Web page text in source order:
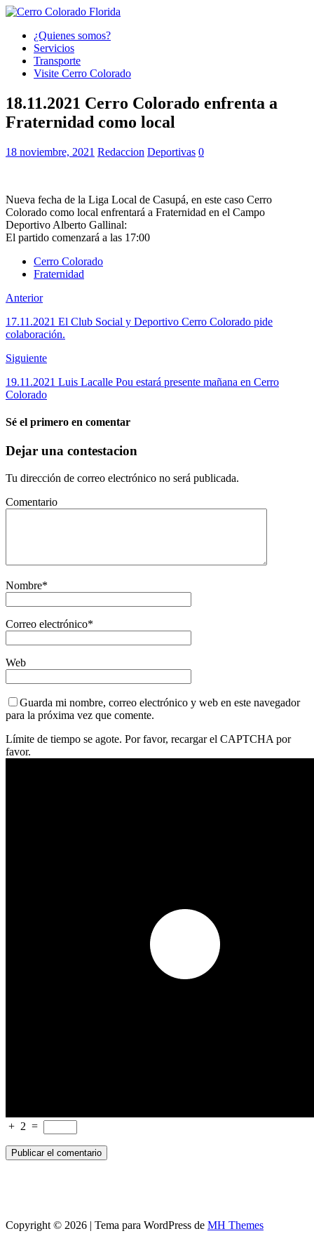
¿Quienes somos?
Servicios
Transporte
Visite Cerro Colorado
18.11.2021 Cerro Colorado enfrenta a
Fraternidad como local
18 noviembre, 2021 Redaccion Deportivas 0
Nueva fecha de la Liga Local de Casupá, en este caso Cerro
Colorado como local enfrentará a Fraternidad en el Campo
Deportivo Alberto Gallinal:
El partido comenzará a las 17:00
Cerro Colorado
Fraternidad
Anterior
17.11.2021 El Club Social y Deportivo Cerro Colorado pide
colaboración.
Siguiente
19.11.2021 Luis Lacalle Pou estará presente mañana en Cerro
Colorado
Sé el primero en comentar
Dejar una contestacion
Tu dirección de correo electrónico no será publicada.
Comentario
Nombre*
Correo electrónico*
Web
Guarda mi nombre, correo electrónico y web en este navegador
para la próxima vez que comente.
Límite de tiempo se agote. Por favor, recargar el CAPTCHA por
favor.
+ 2 =
Copyright © 2026 | Tema para WordPress de MH Themes